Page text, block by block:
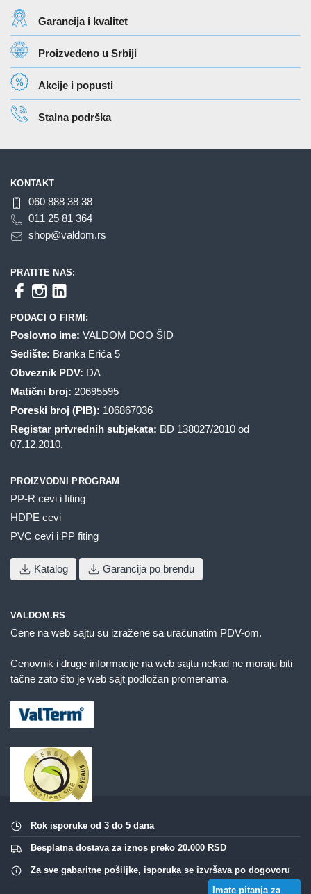
Imate pitanja za
varijanti.
Opcije
mogu
biti
izabrane
na
stranici
proizvoda.
Garancija i kvalitet
Proizvedeno u Srbiji
Akcije i popusti
Stalna podrška
KONTAKT
060 888 38 38
011 25 81 364
shop@valdom.rs
PRATITE NAS:
PODACI O FIRMI:
Poslovno ime: VALDOM DOO ŠID
Sedište: Branka Erića 5
Obveznik PDV: DA
Matični broj: 20695595
Poreski broj (PIB): 106867036
Registar privrednih subjekata: BD 138027/2010 od
07.12.2010.
PROIZVODNI PROGRAM
PP-R cevi i fiting
HDPE cevi
PVC cevi i PP fiting
Katalog Garancija po brendu
VALDOM.RS
Cene na web sajtu su izražene sa uračunatim PDV-om.
Cenovnik i druge informacije na web sajtu nekad ne moraju biti
tačne zato što je web sajt podložan promenama.
Rok isporuke od 3 do 5 dana
Besplatna dostava za iznos preko 20.000 RSD
Za sve gabaritne pošiljke, isporuka se izvršava po dogovoru